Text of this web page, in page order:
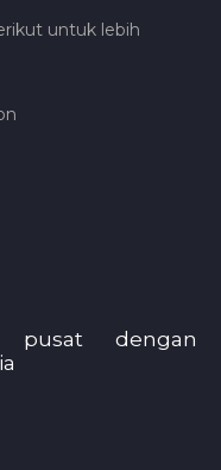
untuk lebih
pusat dengan